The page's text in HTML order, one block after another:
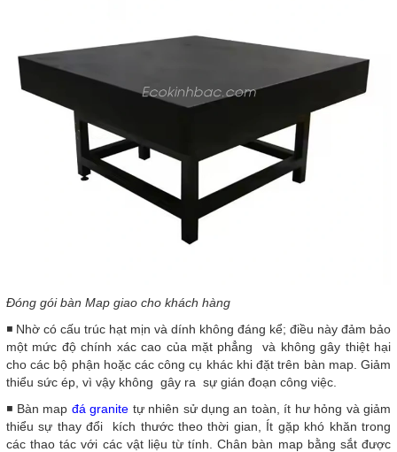
Đóng gói bàn Map giao cho khách hàng
◾ Nhờ có cấu trúc hạt mịn và dính không đáng kể; điều này đảm bảo
một mức độ chính xác cao của mặt phẳng và không gây thiệt hại
cho các bộ phận hoặc các công cụ khác khi đặt trên bàn map. Giảm
thiểu sức ép, vì vậy không gây ra sự gián đoạn công việc.
◾ Bàn map đá granite tự nhiên sử dụng an toàn, ít hư hỏng và giảm
thiểu sự thay đổi kích thước theo thời gian, Ít gặp khó khăn trong
các thao tác với các vật liệu từ tính. Chân bàn map bằng sắt được